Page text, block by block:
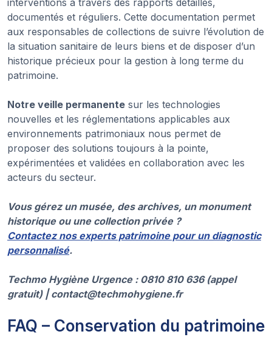
documentés et réguliers. Cette documentation permet
aux responsables de collections de suivre l’évolution de
la situation sanitaire de leurs biens et de disposer d’un
historique précieux pour la gestion à long terme du
patrimoine.
Notre veille permanente sur les technologies
nouvelles et les réglementations applicables aux
environnements patrimoniaux nous permet de
proposer des solutions toujours à la pointe,
expérimentées et validées en collaboration avec les
acteurs du secteur.
Vous gérez un musée, des archives, un monument
historique ou une collection privée ?
Contactez nos experts patrimoine pour un diagnostic
personnalisé.
Techmo Hygiène Urgence : 0810 810 636 (appel
gratuit) | contact@techmohygiene.fr
FAQ – Conservation du patrimoine